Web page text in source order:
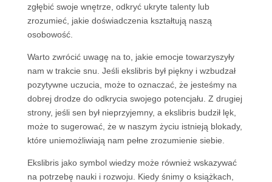
zgłębić swoje wnętrze, odkryć ukryte talenty lub
zrozumieć, jakie doświadczenia kształtują naszą
osobowość.
Warto zwrócić uwagę na to, jakie emocje towarzyszyły
nam w trakcie snu. Jeśli ekslibris był piękny i wzbudzał
pozytywne uczucia, może to oznaczać, że jesteśmy na
dobrej drodze do odkrycia swojego potencjału. Z drugiej
strony, jeśli sen był nieprzyjemny, a ekslibris budził lęk,
może to sugerować, że w naszym życiu istnieją blokady,
które uniemożliwiają nam pełne zrozumienie siebie.
Ekslibris jako symbol wiedzy może również wskazywać
na potrzebę nauki i rozwoju. Kiedy śnimy o książkach,